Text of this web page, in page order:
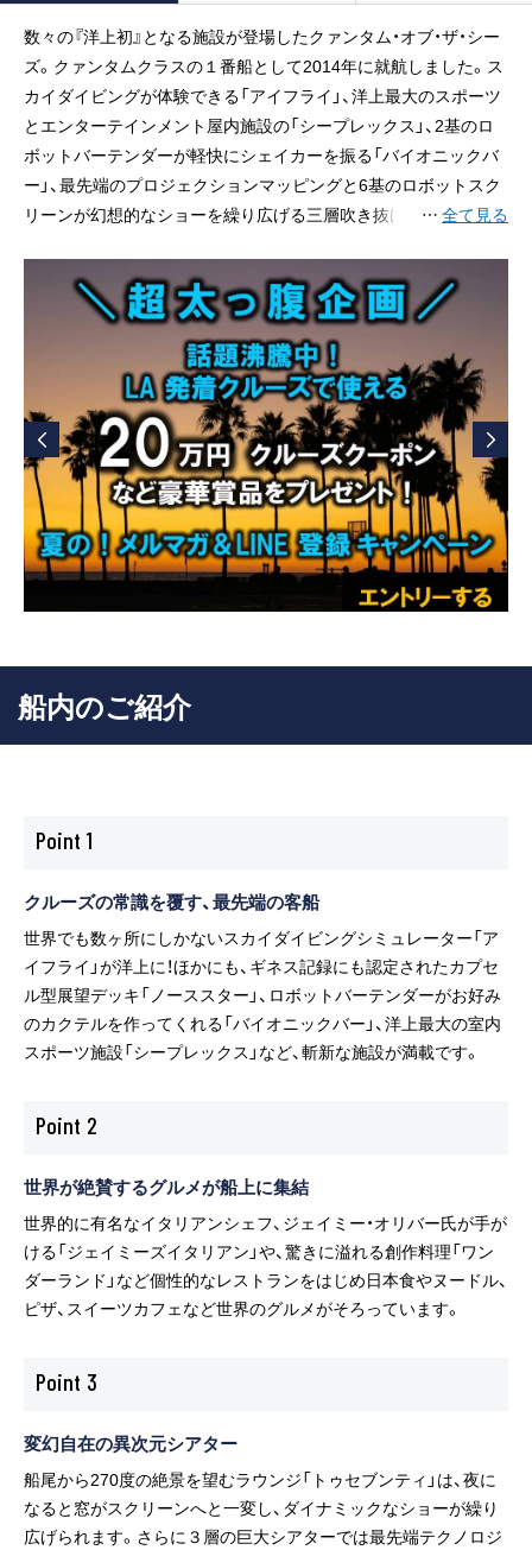
よくあるご質問
ロイヤルカリビアンが選ば
れる理由
数々の『洋上初』となる施設が登場したクァンタム・オブ・ザ・シー
ズ。クァンタムクラスの１番船として2014年に就航しました。ス
カイダイビングが体験できる「アイフライ」、洋上最大のスポーツ
とエンターテインメント屋内施設の「シープレックス」、2基のロ
ボットバーテンダーが軽快にシェイカーを振る「バイオニックバ
ー」、最先端のプロジェクションマッピングと6基のロボットスク
リーンが幻想的なショーを繰り広げる三層吹き抜けの展望ラウン
載されています。
… 全て見る
船内のご紹介
Point 1
クルーズの常識を覆す、最先端の客船
世界でも数ヶ所にしかないスカイダイビングシミュレーター「ア
イフライ」が洋上に！ほかにも、ギネス記録にも認定されたカプセ
ル型展望デッキ「ノーススター」、ロボットバーテンダーがお好み
のカクテルを作ってくれる「バイオニックバー」、洋上最大の室内
スポーツ施設「シープレックス」など、斬新な施設が満載です。
Point 2
世界が絶賛するグルメが船上に集結
世界的に有名なイタリアンシェフ、ジェイミー・オリバー氏が手が
ける「ジェイミーズイタリアン」や、驚きに溢れる創作料理「ワン
ダーランド」など個性的なレストランをはじめ日本食やヌードル、
ピザ、スイーツカフェなど世界のグルメがそろっています。
Point 3
変幻自在の異次元シアター
船尾から270度の絶景を望むラウンジ「トゥセブンティ」は、夜に
なると窓がスクリーンへと一変し、ダイナミックなショーが繰り
広げられます。さらに３層の巨大シアターでは最先端テクノロジ